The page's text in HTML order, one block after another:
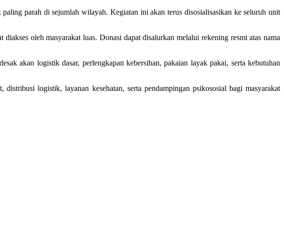
parah di sejumlah wilayah. Kegiatan ini akan terus disosialisasikan ke seluruh unit
oleh masyarakat luas. Donasi dapat disalurkan melalui rekening resmi atas nama
akan logistik dasar, perlengkapan kebersihan, pakaian layak pakai, serta kebutuhan
logistik, layanan kesehatan, serta pendampingan psikososial bagi masyarakat